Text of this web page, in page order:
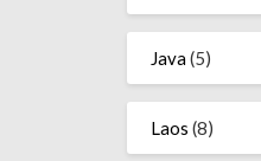
Java(5)
Laos (8)